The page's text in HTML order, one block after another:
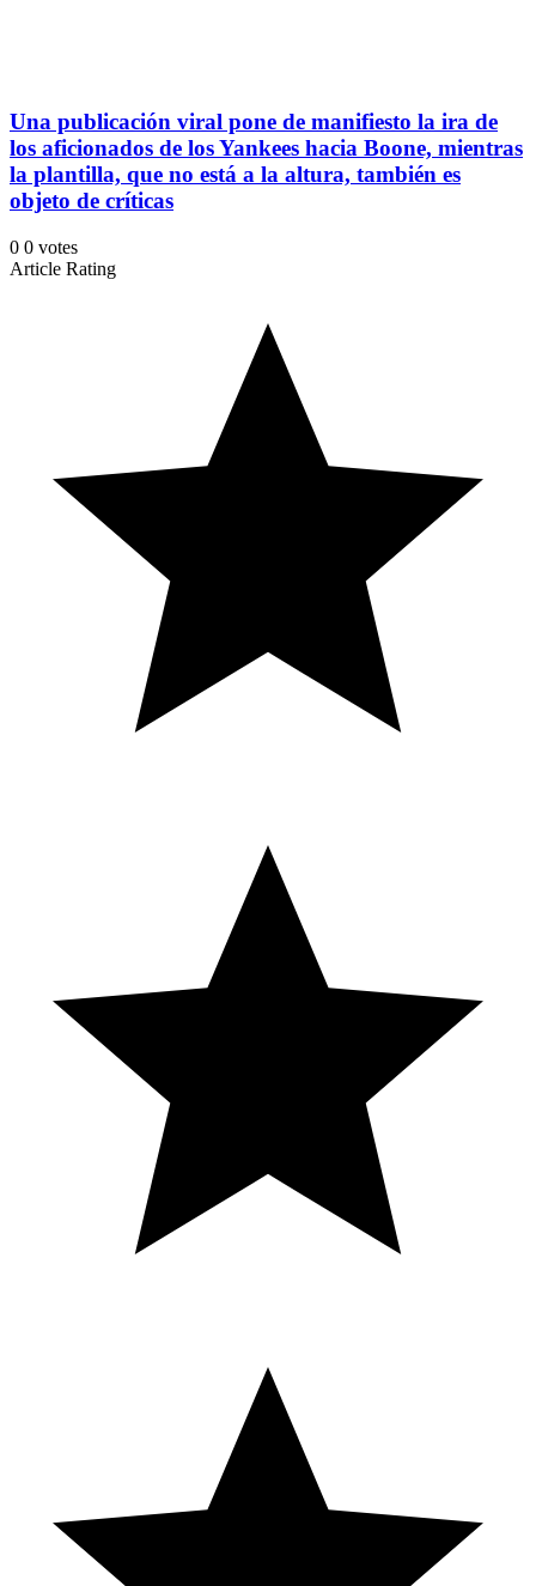
Una publicación viral pone de manifiesto la ira de
los aficionados de los Yankees hacia Boone, mientras
la plantilla, que no está a la altura, también es
objeto de críticas
0 0 votes
Article Rating